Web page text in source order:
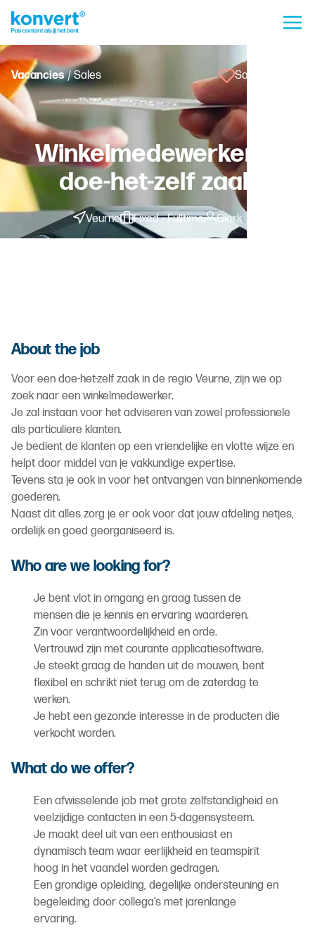
Vacancies/ Sales Save vacancy
Winkelmedewerker in
doe-het-zelf zaak
Veurne Fixed - Fulltime Clerk
About the job
Voor een doe-het-zelf zaak in de regio Veurne, zijn we op
zoek naar een winkelmedewerker.
Je zal instaan voor het adviseren van zowel professionele
als particuliere klanten.
Je bedient de klanten op een vriendelijke en vlotte wijze en
helpt door middel van je vakkundige expertise.
Tevens sta je ook in voor het ontvangen van binnenkomende
goederen.
Naast dit alles zorg je er ook voor dat jouw afdeling netjes,
ordelijk en goed georganiseerd is.
Who are we looking for?
Je bent vlot in omgang en graag tussen de
mensen die je kennis en ervaring waarderen.
Zin voor verantwoordelijkheid en orde.
Vertrouwd zijn met courante applicatiesoftware.
Je steekt graag de handen uit de mouwen, bent
flexibel en schrikt niet terug om de zaterdag te
werken.
Je hebt een gezonde interesse in de producten die
verkocht worden.
What do we offer?
Een afwisselende job met grote zelfstandigheid en
veelzijdige contacten in een 5-dagensysteem.
Je maakt deel uit van een enthousiast en
dynamisch team waar eerlijkheid en teamspirit
hoog in het vaandel worden gedragen.
Een grondige opleiding, degelijke ondersteuning en
begeleiding door collega’s met jarenlange
ervaring.